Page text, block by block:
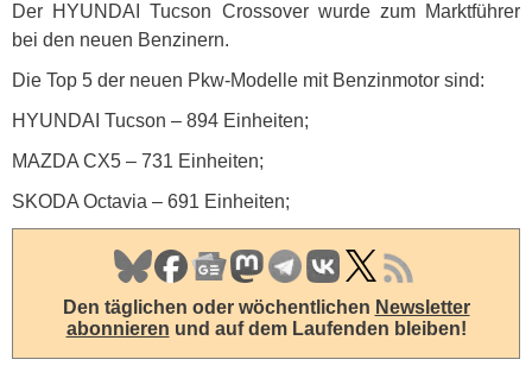
Der HYUNDAI
Tucson Crossover wurde zum Marktführer
bei den neuen Benzinern.
Die Top 5 der neuen Pkw-Modelle mit Benzinmotor sind:
HYUNDAI Tucson – 894 Einheiten;
MAZDA CX5 – 731 Einheiten;
SKODA Octavia – 691 Einheiten;
Den täglichen oder wöchentlichen Newsletter
abonnieren und auf dem Laufenden bleiben!